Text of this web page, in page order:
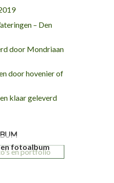
– Den
door Mondriaan
door hovenier of
klaar geleverd
fotoalbum